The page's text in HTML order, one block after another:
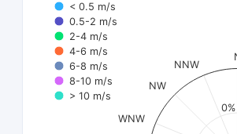
< 0.5 m/s
0.5-2 m/s
2-4 m/s
4-6 m/s
6-8 m/s
8-10 m/s
> 10 m/s
WNW
NW
NNW
0%